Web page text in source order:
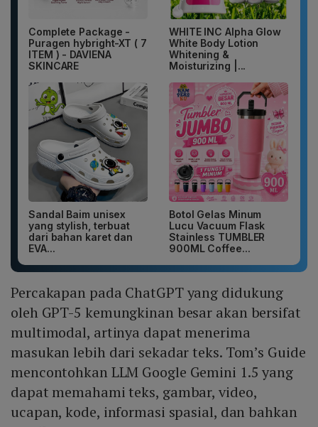
Complete Package -
Puragen hybright-XT ( 7
ITEM ) - DAVIENA
SKINCARE
WHITE INC Alpha Glow
White Body Lotion
Whitening &
Moisturizing |...
Sandal Baim unisex
yang stylish, terbuat
dari bahan karet dan
EVA...
Botol Gelas Minum
Lucu Vacuum Flask
Stainless TUMBLER
900ML Coffee...
Percakapan pada ChatGPT yang didukung
oleh GPT-5 kemungkinan besar akan bersifat
multimodal, artinya dapat menerima
masukan lebih dari sekadar teks. Tom’s Guide
mencontohkan LLM Google Gemini 1.5 yang
dapat memahami teks, gambar, video,
ucapan, kode, informasi spasial, dan bahkan